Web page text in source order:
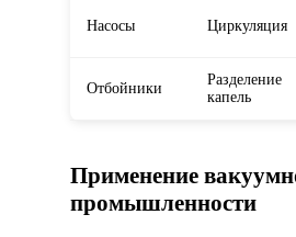
Насосы Циркуляция
Отбойники
Разделение
капель
Применение
промышленности